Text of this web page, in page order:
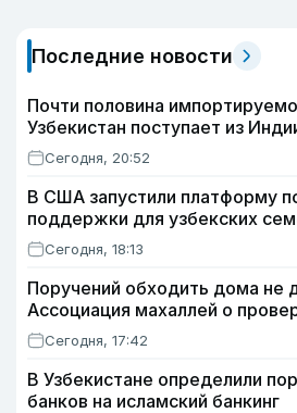
Последние новости
Почти половина
Узбекистан поступает из
Сегодня, 20:52
В США запустили платформу
поддержки для узбекских
Сегодня, 18:13
Поручений обходить дома не
Ассоциация махаллей о
Сегодня, 17:42
В Узбекистане определили
банков на исламский банкинг